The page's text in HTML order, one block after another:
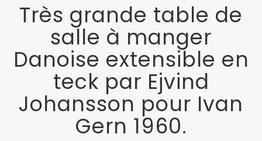
Très grande table de
salle à manger
Danoise extensible en
teck par Ejvind
Johansson pour Ivan
Gern 1960.